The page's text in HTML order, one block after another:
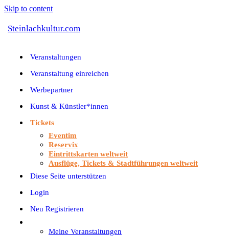
Skip to content
Steinlachkultur.com
Veranstaltungen
Veranstaltung einreichen
Werbepartner
Kunst & Künstler*innen
Tickets
Eventim
Reservix
Eintrittskarten weltweit
Ausflüge, Tickets & Stadtführungen weltweit
Diese Seite unterstützen
Login
Neu Registrieren
Meine Veranstaltungen